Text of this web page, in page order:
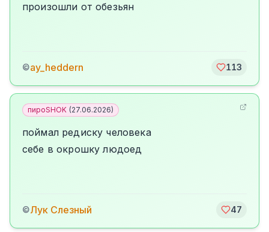
произошли от обезьян
©ay_heddern 113
пироSHOK (27.06.2026)
поймал редиску человека
себе в окрошку людоед
©Лук Слезный 47